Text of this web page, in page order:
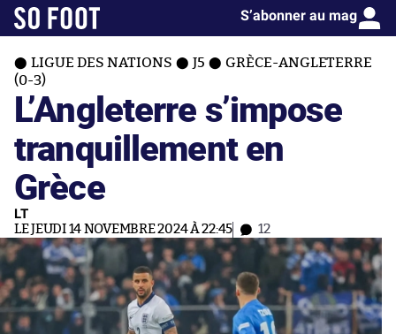
S’abonner au mag
LIGUE DES NATIONS J5
GRÈCE-ANGLETERRE
(0-3)
L’Angleterre s’impose
tranquillement en
Grèce
LT
LE JEUDI 14 NOVEMBRE 2024 À 22:45 12